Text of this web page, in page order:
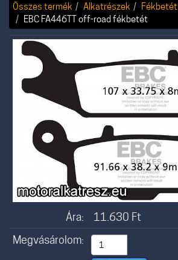
Összes termék Alkatrészek
Fékbetét
EBC FA446TT off-road fékbetét
Ára: 11.630 Ft
Megvásárolom: